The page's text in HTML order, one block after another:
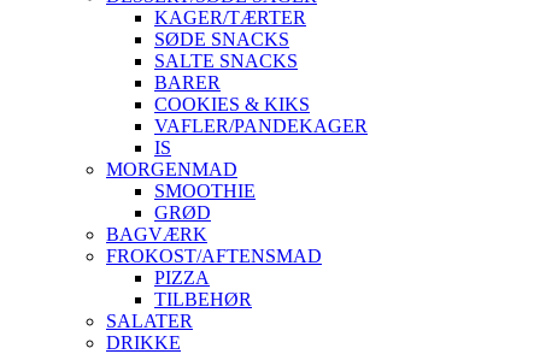
KAGER/TÆRTER
SØDE SNACKS
SALTE SNACKS
BARER
COOKIES & KIKS
VAFLER/PANDEKAGER
IS
MORGENMAD
SMOOTHIE
GRØD
BAGVÆRK
FROKOST/AFTENSMAD
PIZZA
TILBEHØR
SALATER
DRIKKE